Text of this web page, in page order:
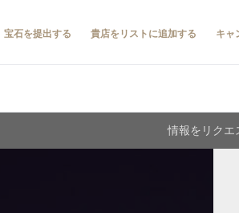
宝石を提出する 貴店をリストに追加する キャ
情報をリクエ